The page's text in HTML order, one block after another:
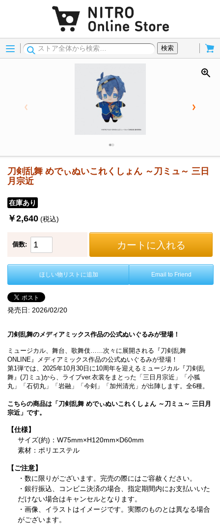
Menu
検索
刀剣乱舞 めでぃぬいこれくしょん ～刀ミュ～ 三日
月宗近
在庫あり
￥2,640 (税込)
個数: カートに入れる
ほしい物リストに追加 Email to Friend
発売日: 2026/02/20
刀剣乱舞のメディアミックス作品の公式ぬいぐるみが登場！
ミュージカル、舞台、歌舞伎……次々に展開される『刀剣乱舞
ONLINE』メディアミックス作品の公式ぬいぐるみが登場！
第1弾では、2025年10月30日に10周年を迎えるミュージカル『刀剣乱
舞』(刀ミュ)から、ライブver.衣裳をまとった「三日月宗近」「小狐
丸」「石切丸」「岩融」「今剣」「加州清光」が出陣します。全6種。
こちらの商品は「刀剣乱舞 めでぃぬいこれくしょん ～刀ミュ～ 三日月
宗近」です。
【仕様】
サイズ(約)：W75mm×H120mm×D60mm
素材：ポリエステル
【ご注意】
・数に限りがございます。完売の際にはご容赦ください。
・銀行振込、コンビニ決済の場合、指定期間内にお支払いいた
だけない場合はキャンセルとなります。
・画像、イラストはイメージです。実際のものとは異なる場合
がございます。